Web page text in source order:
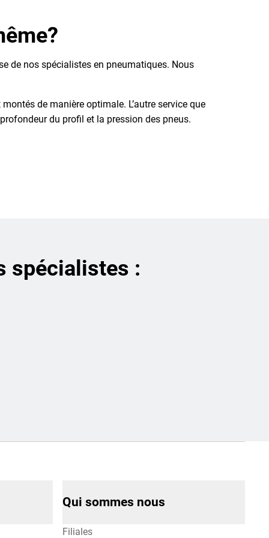
de nos spécialistes en pneumatiques. Nous
de manière optimale. L’autre service que
du profil et la pression des pneus.
spécialistes :
Qui sommes nous
Filiales